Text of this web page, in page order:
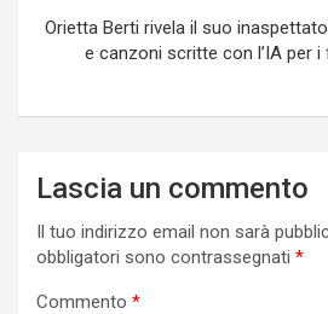
Orietta Berti rivela il suo
e canzoni scritte con l’IA per
Lascia un commento
Il tuo indirizzo email non sarà
obbligatori sono contrassegnati *
Commento *